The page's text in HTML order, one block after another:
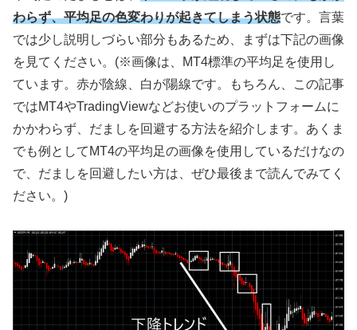
わらず、平均足の色変わりが起きてしまう状態です。言葉
では少し説明しづらい部分もあるため、まずは下記の画像
を見てください。 (※画像は、 MT4標準の平均足を使用し
ています。赤が陰線、白が陽線です。もちろん、この記事
ではMT4やTradingViewなどお使いのプラットフォームに
かかわらず、だましを回避する方法を紹介します。あくま
でも例として MT4の平均足の画像を使用しているだけなの
で、だましを回避したい方は、ぜひ最後まで読んでみてく
ださい。 )